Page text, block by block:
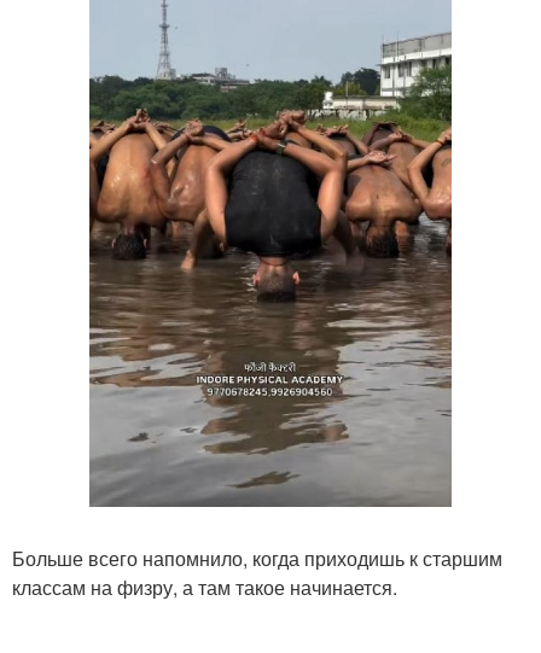
Больше всего напомнило, когда приходишь к старшим
классам на физру, а там такое начинается.